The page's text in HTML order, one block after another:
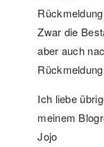
Zwar die
aber auch
Ich liebe
meinem
Jojo